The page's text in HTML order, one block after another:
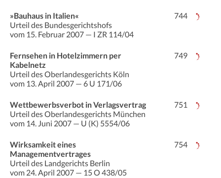
»Bauhaus in Italien«
Urteil des Bundesgerichtshofs
vom 15. Februar 2007 — I ZR 114/04
744
Fernsehen in Hotelzimmern per
Kabelnetz
Urteil des Oberlandesgerichts Köln
vom 13. April 2007 — 6 U 171/06
749
Wettbewerbsverbot in Verlagsvertrag
Urteil des Oberlandesgerichts München
vom 14. Juni 2007 — U (K) 5554/06
751
Wirksamkeit eines
Managementvertrages
Urteil des Landgerichts Berlin
vom 24. April 2007 — 15 O 438/05
754